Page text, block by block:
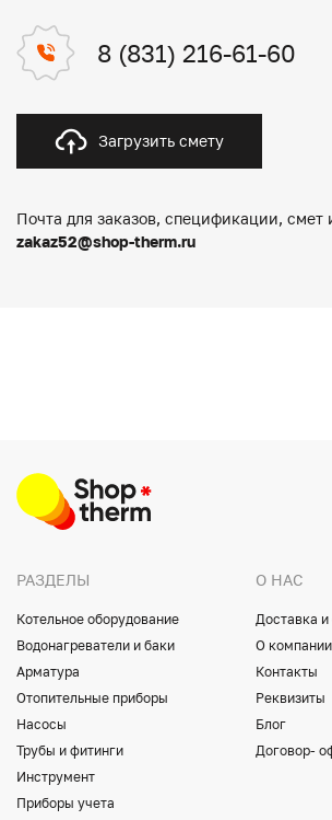
8 (831) 216-61-60
Загрузить смету
Почта для заказов, спецификации, смет
zakaz52@shop-therm.ru
РАЗДЕЛЫ
Котельное оборудование
Водонагреватели и баки
Арматура
Отопительные приборы
Насосы
Трубы и фитинги
Инструмент
Приборы учета
О НАС
Доставка и
О компании
Контакты
Реквизиты
Блог
Договор-